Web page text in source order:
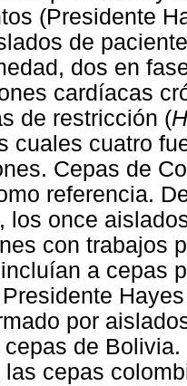
(Presidente
de
dos en
cardíacas
de restricción (
cuales cuatro
Cepas de
referencia.
los once
con trabajos
a cepas
por
de
las cepas